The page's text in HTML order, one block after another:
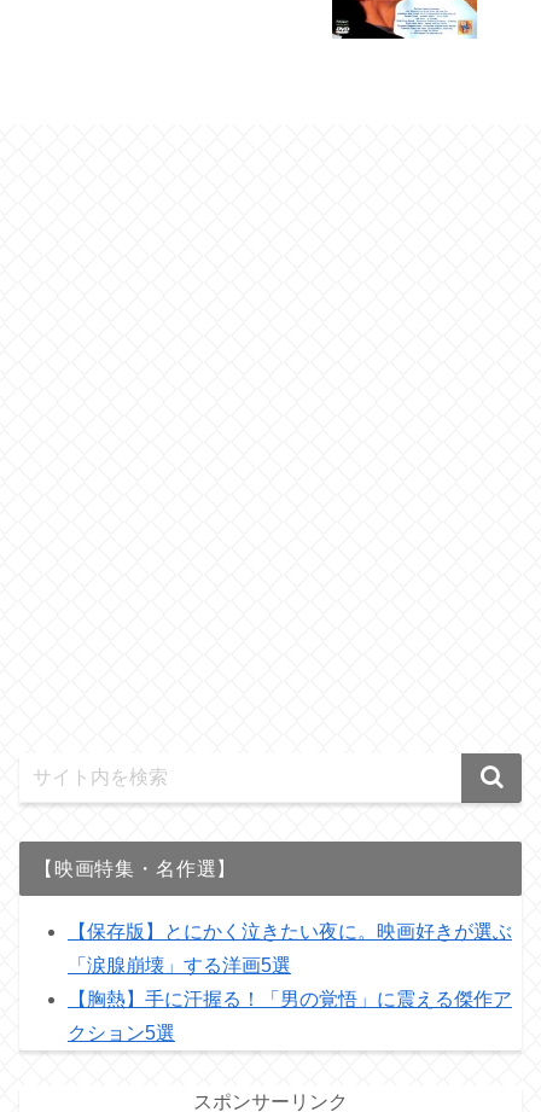
【映画特集・名作選】
【保存版】とにかく泣きたい夜に。映画好きが選ぶ
「涙腺崩壊」する洋画5選
【胸熱】手に汗握る！「男の覚悟」に震える傑作ア
クション5選
スポンサーリンク